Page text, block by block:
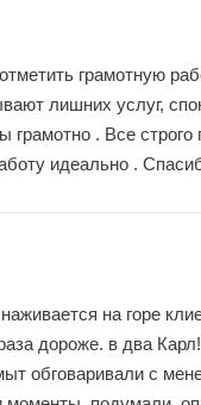
грамотную
лишних услуг,
. Все
идеально .
на горе
дороже. в два
обговаривали с